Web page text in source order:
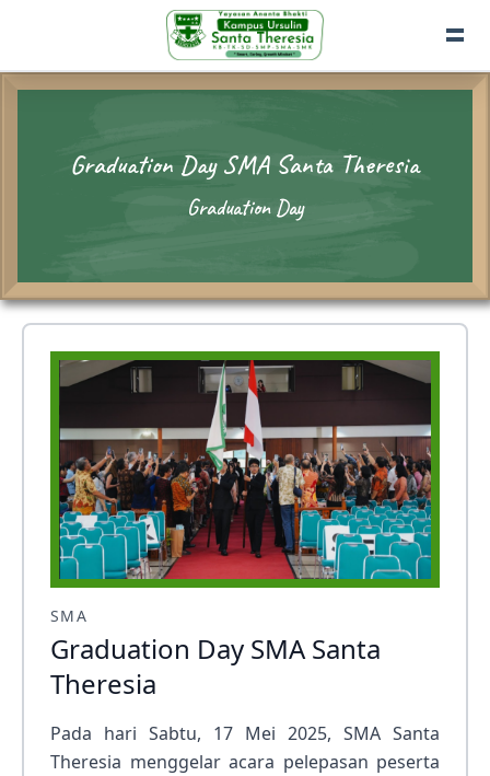
Graduation Day SMA Santa Theresia
Graduation Day
SMA
Graduation Day SMA Santa
Theresia
Pada hari Sabtu, 17 Mei 2025, SMA Santa
Theresia menggelar acara pelepasan peserta